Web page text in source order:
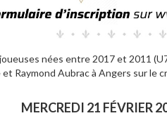
nées entre 2017 et 2011
et Raymond Aubrac à Angers sur le
MERCREDI 21 FÉVRIER